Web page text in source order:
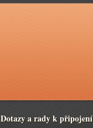
Dotazy a rady k připojení